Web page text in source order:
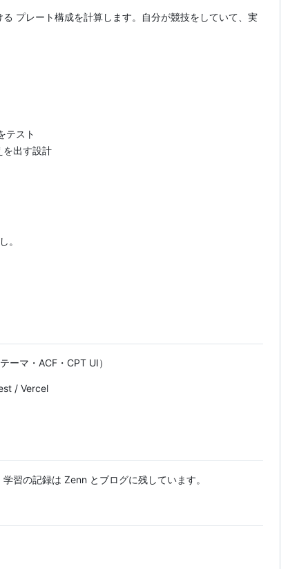
プレート構成を計算します。自分が競技をしていて、実
テスト
を出す設計
。
マ・ACF・CPT UI）
/ Vercel
習の記録は Zenn とブログに残しています。